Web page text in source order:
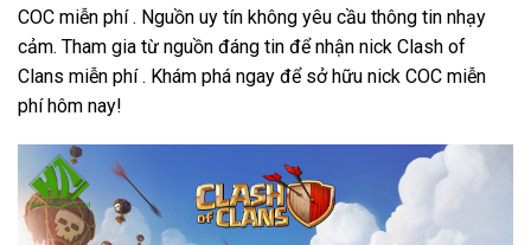
COC miễn phí . Nguồn uy tín không yêu cầu thông tin nhạy
cảm. Tham gia từ nguồn đáng tin để nhận nick Clash of
Clans miễn phí . Khám phá ngay để sở hữu nick COC miễn
phí hôm nay!